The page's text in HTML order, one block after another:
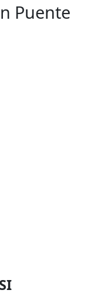
Puente
SI